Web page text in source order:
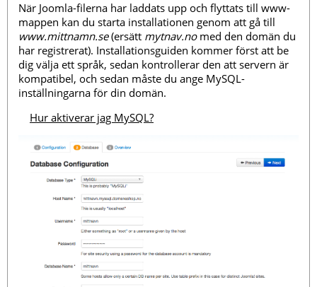
När Joomla-filerna har laddats upp och flyttats till www-
mappen kan du starta installationen genom att gå till
www.mittnamn.se(ersätt mytnav.nomed den domän du
har registrerat). Installationsguiden kommer först att be
dig välja ett språk, sedan kontrollerar den att servern är
kompatibel, och sedan måste du ange MySQL-
inställningarna för din domän.
Hur aktiverar jag MySQL?